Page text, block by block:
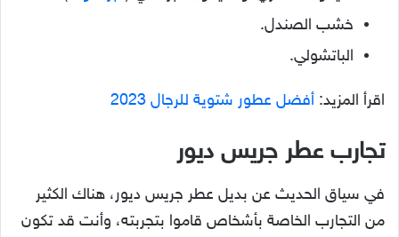
خشب الصندل.
الباتشولي.
اقرأ المزيد: أفضل عطور شتوية للرجال 2023
تجارب عطر جريس ديور
في سياق الحديث عن بديل عطر جريس ديور، هناك الكثير
من التجارب الخاصة بأشخاص قاموا بتجربته، وأنت قد تكون